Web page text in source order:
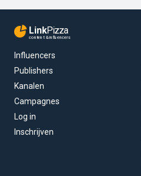
LinkPizza
content & influencers
Influencers
Publishers
Kanalen
Campagnes
Log in
Inschrijven